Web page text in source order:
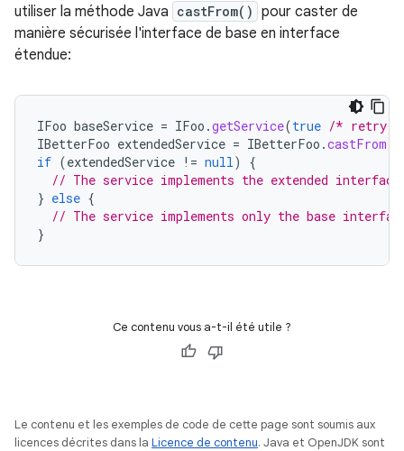
utiliser la méthode Java castFrom() pour caster de
manière sécurisée l'interface de base en interface
étendue:
IFoo baseService = IFoo .getService(true /* retry
IBetterFoo extendedService = IBetterFoo .castFrom
if (extendedService != null)
{
// The service implements the extended
} else {
// The service implements only the base
}
Ce contenu vous a-t-il été utile ?
Le contenu et les exemples de code de cette page sont soumis aux
licences décrites dans la Licence de contenu. Java et OpenJDK sont